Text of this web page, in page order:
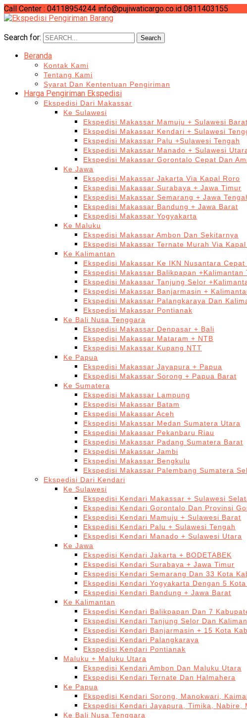
Call Center : 04118954244 info@pujiwaticargo.co.id 0811403155
Search for: Search
Beranda
Kontak Kami
Tentang Kami
Syarat Dan Kententuan Pengiriman
Harga Pengiriman Ekspedisi
Ekspedisi Dari Makassar
Ke Sulawesi
Ekspedisi Makassar Mamuju + Sulawesi Barat
Ekspedisi Makassar Kendari + Sulawesi
Ekspedisi Makassar Palu +Sulawesi Tengah
Ekspedisi Makassar Manado + Sulawesi
Ekspedisi Makassar Gorontalo Cepat Dan
Ke Jawa
Ekspedisi Makassar Jakarta Via Kapal Roro
Ekspedisi Makassar Surabaya + Jawa Timur
Ekspedisi Makassar Semarang + Jawa
Ekspedisi Makassar Bandung + Jawa Barat
Ekspedisi Makassar Yogyakarta
Ke Maluku
Ekspedisi Makassar Ambon Dan Sekitarnya
Ekspedisi Makassar Ternate Murah Via
Ke Kalimantan
Ekspedisi Makassar Ke IKN Nusantara Cepat
Ekspedisi Makassar Balikpapan +Kalimantan
Ekspedisi Makassar Tanjung Selor
Ekspedisi Makassar Banjarmasin +
Ekspedisi Makassar Palangkaraya Dan
Ekspedisi Makassar Pontianak
Ke Bali Nusa Tenggara
Ekspedisi Makassar Denpasar + Bali
Ekspedisi Makassar Mataram + NTB
Ekspedisi Makassar Kupang NTT
Ke Papua
Ekspedisi Makassar Jayapura + Papua
Ekspedisi Makassar Sorong + Papua Barat
Ke Sumatera
Ekspedisi Makassar Lampung
Ekspedisi Makassar Batam
Ekspedisi Makassar Aceh
Ekspedisi Makassar Medan Sumatera Utara
Ekspedisi Makassar Pekanbaru Riau
Ekspedisi Makassar Padang Sumatera Barat
Ekspedisi Makassar Jambi
Ekspedisi Makassar Bengkulu
Ekspedisi Makassar Palembang Sumatera
Ekspedisi Dari Kendari
Ke Sulawesi
Ekspedisi Kendari Makassar + Sulawesi
Ekspedisi Kendari Gorontalo Dan Provinsi
Ekspedisi Kendari Mamuju + Sulawesi Barat
Ekspedisi Kendari Palu + Sulawesi Tengah
Ekspedisi Kendari Manado + Sulawesi Utara
Ke Jawa
Ekspedisi Kendari Jakarta + BODETABEK
Ekspedisi Kendari Surabaya + Jawa Timur
Ekspedisi Kendari Semarang Dan 33 Kota
Ekspedisi Kendari Yogyakarta Dengan 5
Ekspedisi Kendari Bandung + Jawa Barat
Ke Kalimantan
Ekspedisi Kendari Balikpapan Dan 7
Ekspedisi Kendari Tanjung Selor Dan
Ekspedisi Kendari Banjarmasin + 15 Kota
Ekspedisi Kendari Palangkaraya
Ekspedisi Kendari Pontianak
Maluku + Maluku Utara
Ekspedisi Kendari Ambon Dan Maluku Utara
Ekspedisi Kendari Ternate Dan Halmahera
Ke Papua
Ekspedisi Kendari Sorong, Manokwari,
Ekspedisi Kendari Jayapura, Timika, Nabire,
Ke Bali Nusa Tenggara